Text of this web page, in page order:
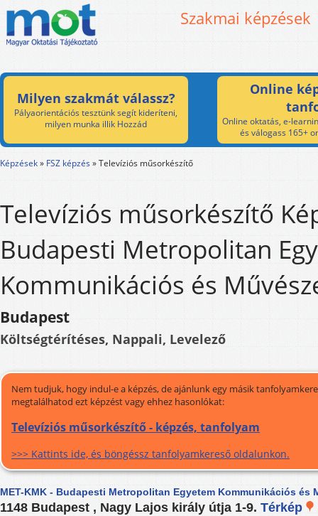
Szakmai képzések
Milyen szakmát válassz?
Pályaorientációs tesztünk segít kideríteni,
milyen munka illik Hozzád
Online
Online oktatás, e-
és válogass 165+
Képzések» FSZ képzés»Televíziós műsorkészítő
Televíziós műsorkészítő
Budapesti Metropolitan
Kommunikációs és
Budapest
Költségtérítéses, Nappali, Levelező
Nem tudjuk, hogy indul-e a képzés, de ajánlunk egy másik
megtalálhatod ezt képzést vagy ehhez hasonlókat:
Televíziós műsorkészítő - képzés, tanfolyam
>>> Kattints ide, és böngéssz tanfolyamkereső oldalunkon.
MET-KMK - Budapesti Metropolitan Egyetem Kommunikációs és
1148 Budapest , Nagy Lajos király útja 1-9. Térkép